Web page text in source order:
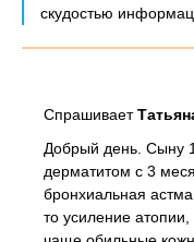
скудостью
Спрашивает
Добрый день. Сыну
дерматитом с 3
бронхиальная
то усиление